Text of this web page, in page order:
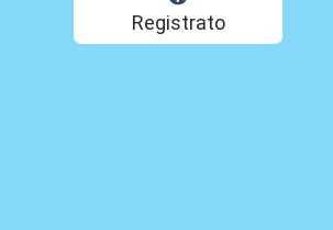
Registrato